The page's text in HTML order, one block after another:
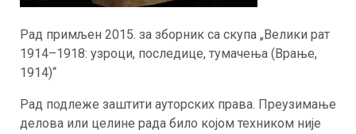
Рад примљен 2015. за зборник са скупа „Велики рат
1914–1918: узроци, последице, тумачења (Врање,
1914)“
Рад подлеже заштити ауторских права. Преузимање
делова или целине рада било којом техником није